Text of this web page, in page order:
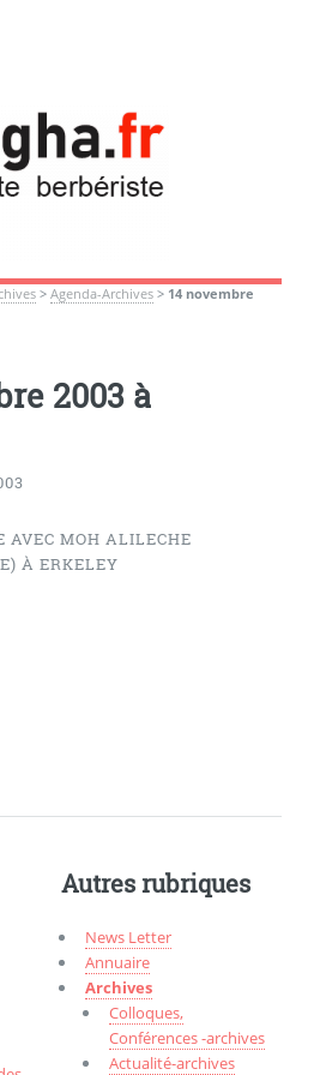
> Agenda-Archives> 14 novembre
2003 à
AVEC MOH ALILECHE
À ERKELEY
Autres rubriques
News Letter
Annuaire
Archives
Colloques,
Conférences -archives
Actualité-archives